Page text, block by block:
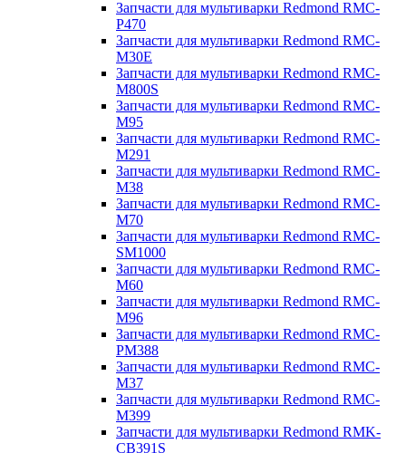
Запчасти для мультиварки Redmond RMC-
P470
Запчасти для мультиварки Redmond RMC-
M30E
Запчасти для мультиварки Redmond RMC-
M800S
Запчасти для мультиварки Redmond RMC-
M95
Запчасти для мультиварки Redmond RMC-
M291
Запчасти для мультиварки Redmond RMC-
M38
Запчасти для мультиварки Redmond RMC-
M70
Запчасти для мультиварки Redmond RMC-
SM1000
Запчасти для мультиварки Redmond RMC-
M60
Запчасти для мультиварки Redmond RMC-
M96
Запчасти для мультиварки Redmond RMC-
PM388
Запчасти для мультиварки Redmond RMC-
M37
Запчасти для мультиварки Redmond RMC-
M399
Запчасти для мультиварки Redmond RMK-
CB391S